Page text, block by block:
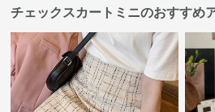
チェックスカートミニのおすすめ